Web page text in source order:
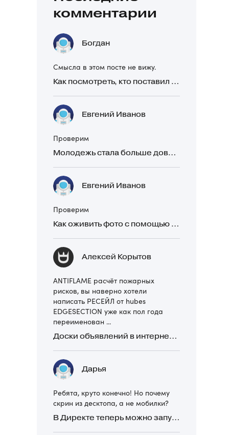
комментарии
Богдан
Смысла в этом посте не вижу.
Как посмотреть, кто поставил реакцию в Telegram
Евгений Иванов
Проверим
Молодежь стала больше доверять рекомендациям в закрытых Telegram-чатах, чем официальной рекламе
Евгений Иванов
Проверим
Как оживить фото с помощью нейросетей в 2026 году: 17 бесплатных онлайн-сервисов, приложений и ботов
Алексей Корытов
ANTIFLAME расчёт пожарных
рисков, вы наверно хотели
написать РЕСЕЙЛ от hubes
EDGESECTION уже как пол года
переименован ...
Доски объявлений в интернете: какие лучше и безопаснее? Сравниваем 5 популярных
Дарья
Ребята, круто конечно! Но почему
скрин из десктопа, а не мобилки?
В Директе теперь можно запускать Премиум-билборд для мобильных устройств